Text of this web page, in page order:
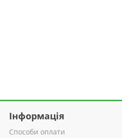
Інформація
Способи оплати